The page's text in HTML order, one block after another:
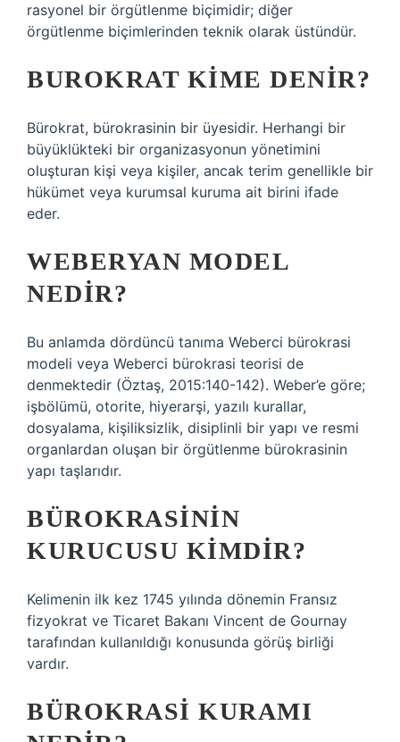
rasyonel bir örgütlenme biçimidir; diğer
örgütlenme biçimlerinden teknik olarak üstündür.
BUROKRAT KIME DENIR?
Bürokrat, bürokrasinin bir üyesidir. Herhangi bir
büyüklükteki bir organizasyonun yönetimini
oluşturan kişi veya kişiler, ancak terim genellikle bir
hükümet veya kurumsal kuruma ait birini ifade
eder.
WEBERYAN MODEL
NEDIR?
Bu anlamda dördüncü tanıma Weberci bürokrasi
modeli veya Weberci bürokrasi teorisi de
denmektedir (Öztaş, 2015:140-142). Weber’e göre;
işbölümü, otorite, hiyerarşi, yazılı kurallar,
dosyalama, kişiliksizlik, disiplinli bir yapı ve resmi
organlardan oluşan bir örgütlenme bürokrasinin
yapı taşlarıdır.
BÜROKRASININ
KURUCUSU KIMDIR?
Kelimenin ilk kez 1745 yılında dönemin Fransız
fizyokrat ve Ticaret Bakanı Vincent de Gournay
tarafından kullanıldığı konusunda görüş birliği
vardır.
BÜROKRASI KURAMI